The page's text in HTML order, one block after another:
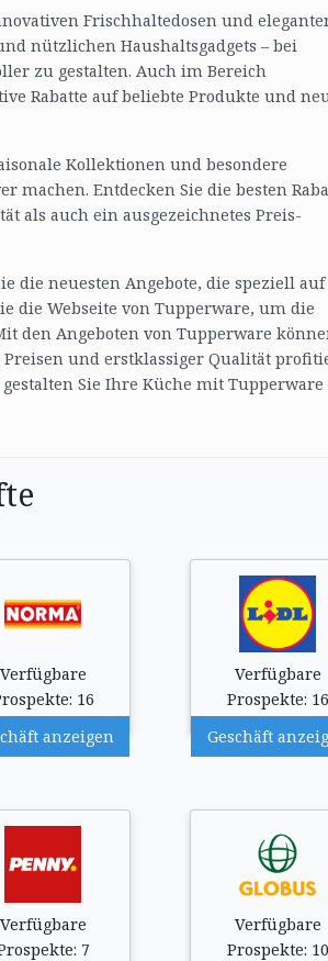
Frischhaltedosen und
nützlichen Haushaltsgadgets – bei
zu gestalten. Auch im Bereich
Rabatte auf beliebte Produkte und
Kollektionen und besondere
Entdecken Sie die besten
als auch ein ausgezeichnetes Preis-
die neuesten Angebote, die speziell
die Webseite von Tupperware, um die
den Angeboten von Tupperware
und erstklassiger Qualität
Sie Ihre Küche mit Tupperware
Verfügbare
16
anzeigen
Verfügbare
Prospekte: 16
Geschäft
Verfügbare
7
Verfügbare
Prospekte: 10